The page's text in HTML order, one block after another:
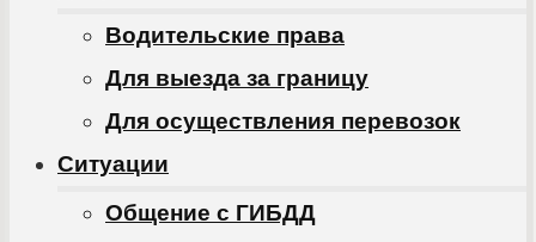
Водительские права
Для выезда за границу
Для осуществления перевозок
Ситуации
Общение с ГИБДД